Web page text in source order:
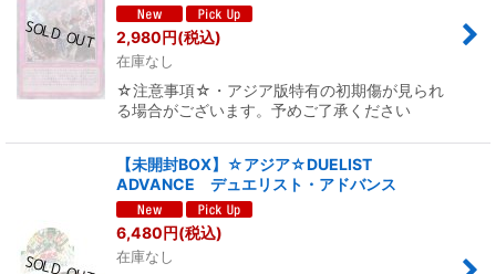
2,980円(税込)
在庫なし
☆注意事項☆・アジア版特有の初期傷が見られ
る場合がございます。予めご了承ください
【未開封BOX】☆アジア☆DUELIST
ADVANCE デュエリスト・アドバンス
6,480円(税込)
在庫なし